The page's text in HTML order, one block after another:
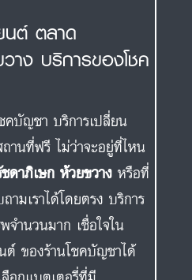
นต์ ตลาด
าง บริการของโชค
คบัญชา บริการเปลี่ยน
านที่ฟรี ไม่ว่าจะอยู่ที่ไหน
ดาภิเษก ห้วยขวาง หรือที่
ามเราได้โดยตรง บริการ
ำนวนมาก เชื่อใจใน
ของร้านโชคบัญชาได้